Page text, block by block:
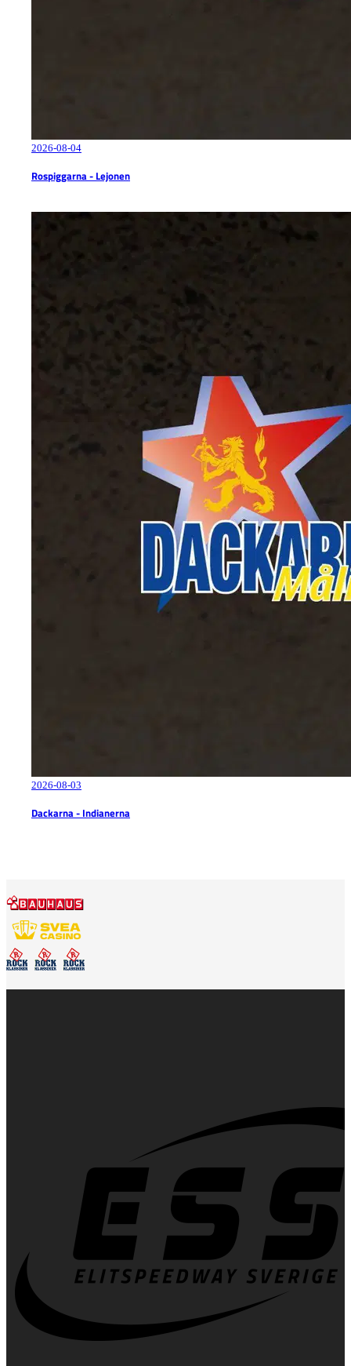
2026-08-04
Rospiggarna - Lejonen
2026-08-03
Dackarna - Indianerna